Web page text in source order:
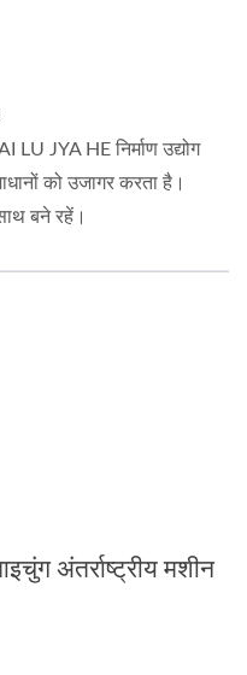
LU JYA HE निर्माण उद्योग
को उजागर करता है।
बने रहें।
अंतर्राष्ट्रीय मशीन